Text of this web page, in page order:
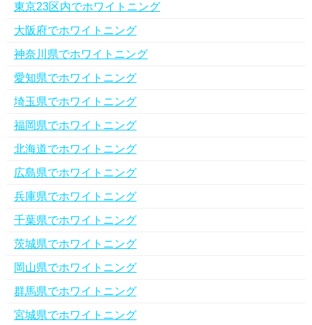
東京23区内でホワイトニング
大阪府でホワイトニング
神奈川県でホワイトニング
愛知県でホワイトニング
埼玉県でホワイトニング
福岡県でホワイトニング
北海道でホワイトニング
広島県でホワイトニング
兵庫県でホワイトニング
千葉県でホワイトニング
茨城県でホワイトニング
岡山県でホワイトニング
群馬県でホワイトニング
宮城県でホワイトニング